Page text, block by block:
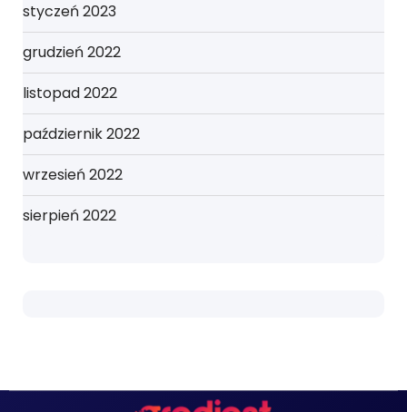
styczeń 2023
grudzień 2022
listopad 2022
październik 2022
wrzesień 2022
sierpień 2022